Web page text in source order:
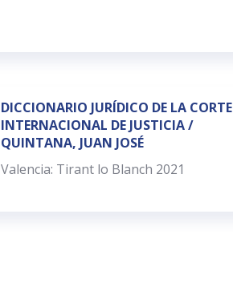
DICCIONARIO JURÍDICO DE LA CORTE
INTERNACIONAL DE JUSTICIA /
QUINTANA, JUAN JOSÉ
Valencia: Tirant lo Blanch 2021